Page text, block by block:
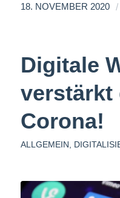
18. NOVEMBER 2020 /
Digitale
verstärkt
Corona!
ALLGEMEIN